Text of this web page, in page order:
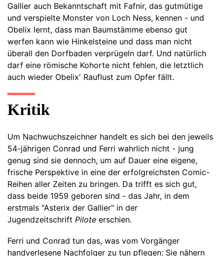
Gallier auch Bekanntschaft mit Fafnir, das gutmütige
und verspielte Monster von Loch Ness, kennen - und
Obelix lernt, dass man Baumstämme ebenso gut
werfen kann wie Hinkelsteine und dass man nicht
überall den Dorfbaden verprügeln darf. Und natürlich
darf eine römische Kohorte nicht fehlen, die letztlich
auch wieder Obelix' Rauflust zum Opfer fällt.
Kritik
Um Nachwuchszeichner handelt es sich bei den jeweils
54-jährigen Conrad und Ferri wahrlich nicht - jung
genug sind sie dennoch, um auf Dauer eine eigene,
frische Perspektive in eine der erfolgreichsten Comic-
Reihen aller Zeiten zu bringen. Da trifft es sich gut,
dass beide 1959 geboren sind - das Jahr, in dem
erstmals "Asterix der Gallier" in der
Jugendzeitschrift Pilote erschien.
Ferri und Conrad tun das, was vom Vorgänger
handverlesene Nachfolger zu tun pflegen: Sie nähern